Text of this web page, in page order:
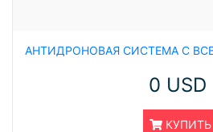
0 USD
КУПИТЬ